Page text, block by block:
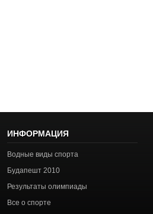
ИНФОРМАЦИЯ
Водные виды спорта
Будапешт 2010
Результаты олимпиады
Все о спорте